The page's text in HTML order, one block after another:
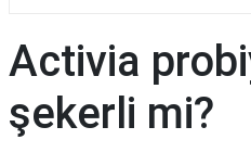
Activia
şekerli mi?